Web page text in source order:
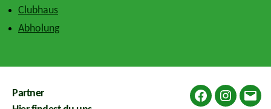
Clubhaus
Abholung
Partner
FacebookInstagram
E-